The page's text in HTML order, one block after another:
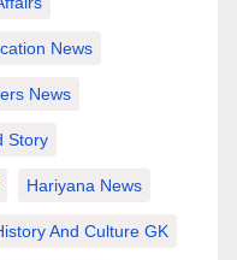
News
News
Story
Hariyana News
And Culture GK